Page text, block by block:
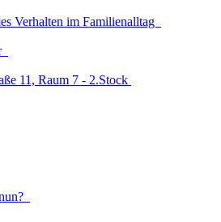
Verhalten im Familienalltag
11, Raum 7 - 2.Stock